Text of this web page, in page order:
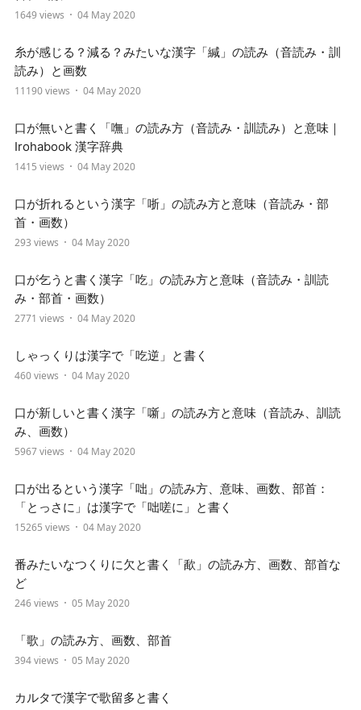
1649 views 04 May 2020
糸が感じる？減る？みたいな漢字「緘」の読み（音読み・訓
読み）と画数
11190 views 04 May 2020
口が無いと書く「嘸」の読み方（音読み・訓読み）と意味｜
Irohabook 漢字辞典
1415 views 04 May 2020
口が折れるという漢字「哳」の読み方と意味（音読み・部
首・画数）
293 views 04 May 2020
口が乞うと書く漢字「吃」の読み方と意味（音読み・訓読
み・部首・画数）
2771 views 04 May 2020
しゃっくりは漢字で「吃逆」と書く
460 views 04 May 2020
口が新しいと書く漢字「噺」の読み方と意味（音読み、訓読
み、画数）
5967 views 04 May 2020
口が出るという漢字「咄」の読み方、意味、画数、部首：
「とっさに」は漢字で「咄嗟に」と書く
15265 views 04 May 2020
番みたいなつくりに欠と書く「歃」の読み方、画数、部首な
ど
246 views 05 May 2020
「歌」の読み方、画数、部首
394 views 05 May 2020
カルタで漢字で歌留多と書く